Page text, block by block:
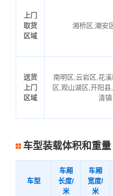
上门
取货
区域
湘桥区,潮安
送货
上门
区域
南明区,云岩区,花
区,观山湖区,开阳县
清镇
车型装载体积和重量
车型
车厢
长度/
米
车厢
宽度/
米